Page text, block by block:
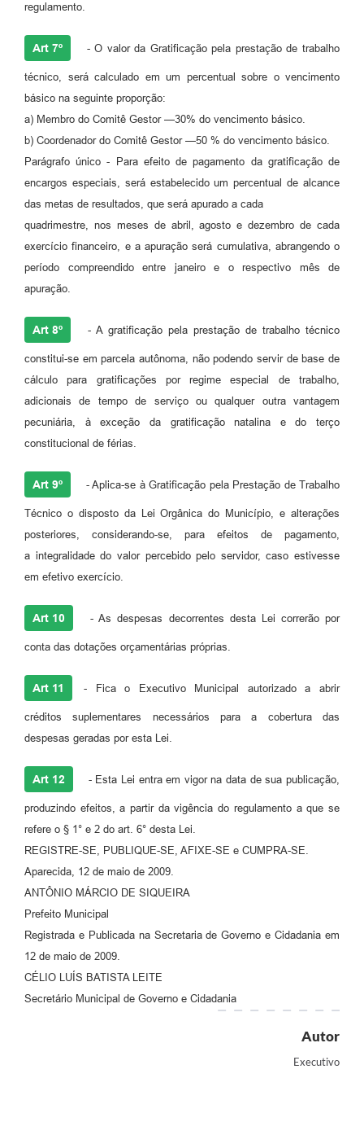
regulamento.
Art 7º - O valor da Gratificação pela prestação de trabalho
técnico, será calculado em um percentual sobre o vencimento
básico na seguinte proporção:
a) Membro do Comitê Gestor —30% do vencimento básico.
b) Coordenador do Comitê Gestor —50 % do vencimento básico.
Parágrafo único - Para efeito de pagamento da gratificação de
encargos especiais, será estabelecido um percentual de alcance
das metas de resultados, que será apurado a cada
quadrimestre, nos meses de abril, agosto e dezembro de cada
exercício financeiro, e a apuração será cumulativa, abrangendo o
período compreendido entre janeiro e o respectivo mês de
apuração.
Art 8º - A gratificação pela prestação de trabalho técnico
constitui-se em parcela autônoma, não podendo servir de base de
cálculo para gratificações por regime especial de trabalho,
adicionais de tempo de serviço ou qualquer outra vantagem
pecuniária, à exceção da gratificação natalina e do terço
constitucional de férias.
Art 9º - Aplica-se à Gratificação pela Prestação de Trabalho
Técnico o disposto da Lei Orgânica do Município, e alterações
posteriores, considerando-se, para efeitos de pagamento,
a integralidade do valor percebido pelo servidor, caso estivesse
em efetivo exercício.
Art 10 - As despesas decorrentes desta Lei correrão por
conta das dotações orçamentárias próprias.
Art 11 - Fica o Executivo Municipal autorizado a abrir
créditos suplementares necessários para a cobertura das
despesas geradas por esta Lei.
Art 12 - Esta Lei entra em vigor na data de sua publicação,
produzindo efeitos, a partir da vigência do regulamento a que se
refere o § 1° e 2 do art. 6° desta Lei.
REGISTRE-SE, PUBLIQUE-SE, AFIXE-SE e CUMPRA-SE.
Aparecida, 12 de maio de 2009.
ANTÔNIO MÁRCIO DE SIQUEIRA
Prefeito Municipal
Registrada e Publicada na Secretaria de Governo e Cidadania em
12 de maio de 2009.
CÉLIO LUÍS BATISTA LEITE
Secretário Municipal de Governo e Cidadania
Autor
Executivo